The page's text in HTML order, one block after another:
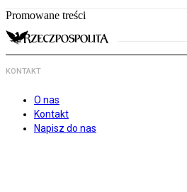
Promowane treści
KONTAKT
O nas
Kontakt
Napisz do nas